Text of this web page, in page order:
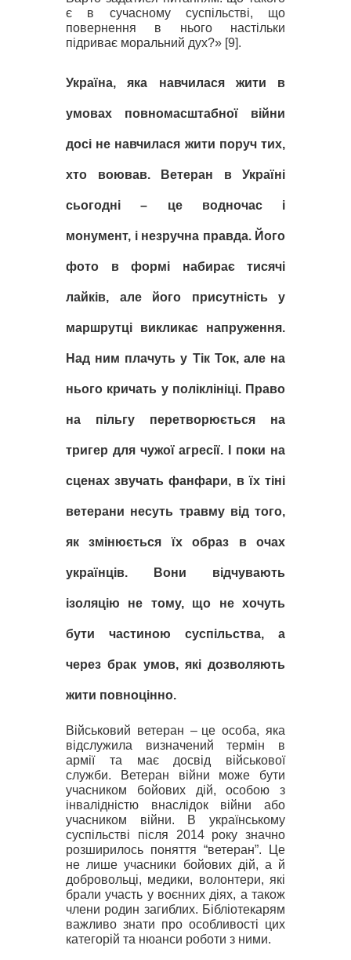
є в сучасному суспільстві, що
повернення в нього настільки
підриває моральний дух?» [9].
Україна, яка навчилася жити в
умовах повномасштабної війни
досі не навчилася жити поруч тих,
хто воював.Ветеран в Україні
сьогодні – це водночас і
монумент, і незручна правда. Його
фото в формі набирає тисячі
лайків, але його присутність у
маршрутці викликає напруження.
Над ним плачуть у Тік Ток, але на
нього кричать у поліклініці.Право
на пільгу перетворюється на
тригер для чужої агресії. І поки на
сценах звучать фанфари, в їх тіні
ветерани несуть травму від того,
як змінюється їх образ в очах
українців. Вони відчувають
ізоляцію не тому, що не хочуть
бути частиною суспільства, а
через брак умов, які дозволяють
жити повноцінно.
Військовий ветеран – це особа, яка
відслужила визначений термін в
армії та має досвід військової
служби. Ветеран війни може бути
учасником бойових дій, особою з
інвалідністю внаслідок війни або
учасником війни. В українському
суспiльствi після 2014 року значно
розширилось поняття “ветеран”. Це
не лише учасники бойових дiй, а й
добровольцi, медики, волонтери, якi
брали участь у воєнних дiях, а також
члени родин загиблих. Бібліотекарям
важливо знати про особливості цих
категорій та нюанси роботи з ними.